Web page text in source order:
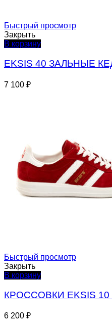
Быстрый просмотр
Закрыть
В корзину
EKSIS 40 ЗАЛЬНЫЕ
7 100 ₽
Быстрый просмотр
Закрыть
В корзину
КРОССОВКИ EKSIS
6 200 ₽